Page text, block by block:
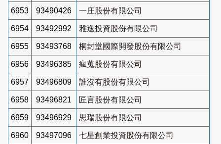
6953 93490426 一庄股份有限公司
6954 93492992 雅逸投資股份有限公司
6955 93493768 桐封堂國際開發股份有限公司
6956 93496385 瘋蒐股份有限公司
6957 93496809 誰沒有股份有限公司
6958 93496821 匠言股份有限公司
6959 93496929 思瑞股份有限公司
6960 93497096 七星創業投資股份有限公司